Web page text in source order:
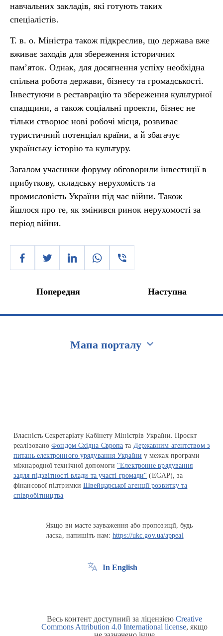
навчальних закладів, які готують таких
спеціалістів.
Т. в. о. Міністра також підкреслив, що держава вже
вживає заходів для збереження історичних
пам’яток. Однак, для досягнення успіху необхідна
спільна робота держави, бізнесу та громадськості.
Інвестуючи в реставрацію та збереження культурної
спадщини, а також соціальні проекти, бізнес не
тільки створює нові робочі місця, розвиває
туристичний потенціал країни, а й збагачує
українську історію та культуру.
Загалом учасники форуму обговорили інвестиції в
прибуткову, складську нерухомість та
промисловість України під час війни. Також
йшлося про те, як змінився ринок нерухомості за
період війни.
Попередня Наступна
Мапа порталу
Власність Секретаріату Кабінету Міністрів України. Проєкт
реалізованоФондом Східна Європа та Державним агентством з
питань електронного урядування України у межах програми
міжнародної технічної допомоги "Електронне врядування
задля підзвітності влади та участі громади" (EGAP), за
фінансової підтримкиШвейцарської агенції розвитку та
співробітництва
Якщо ви маєте зауваження або пропозиції, будь
ласка, напишіть нам:https://ukc.gov.ua/appeal
In English
Весь контент доступний за ліцензією Creative
Commons Attribution 4.0 International license, якщо